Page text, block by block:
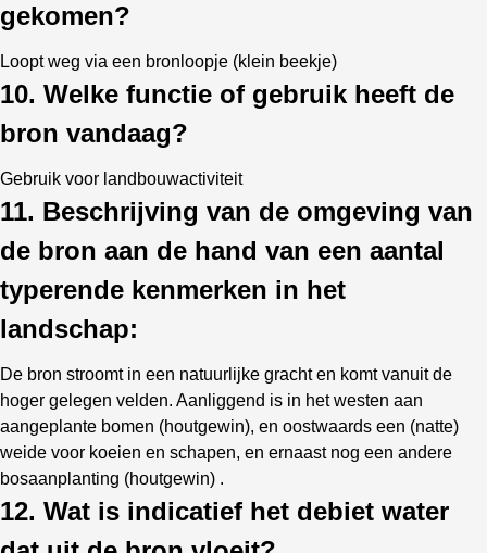
gekomen?
Loopt weg via een bronloopje (klein beekje)
10. Welke functie of gebruik heeft de
bron vandaag?
Gebruik voor landbouwactiviteit
11. Beschrijving van de omgeving van
de bron aan de hand van een aantal
typerende kenmerken in het
landschap:
De bron stroomt in een natuurlijke gracht en komt vanuit de
hoger gelegen velden. Aanliggend is in het westen aan
aangeplante bomen (houtgewin), en oostwaards een (natte)
weide voor koeien en schapen, en ernaast nog een andere
bosaanplanting (houtgewin) .
12. Wat is indicatief het debiet water